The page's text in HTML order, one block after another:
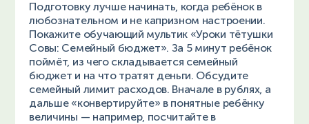
Подготовку лучше начинать, когда ребёнок в
любознательном и не капризном настроении.
Покажите обучающий мультик «Уроки тётушки
Совы: Семейный бюджет». За 5 минут ребёнок
поймёт, из чего складывается семейный
бюджет и на что тратят деньги. Обсудите
семейный лимит расходов. Вначале в рублях, а
дальше «конвертируйте» в понятные ребёнку
величины — например, посчитайте в